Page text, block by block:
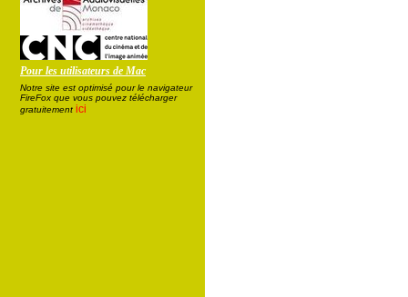
Pour les utilisateurs de Mac
Notre site est optimisé pour le navigateur
FireFox que vous pouvez télécharger
gratuitement ici